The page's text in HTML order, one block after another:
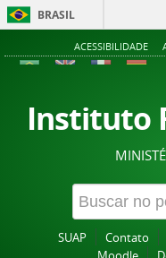
BRASIL
ACESSIBILIDADE
Instituto
SUAP Contato